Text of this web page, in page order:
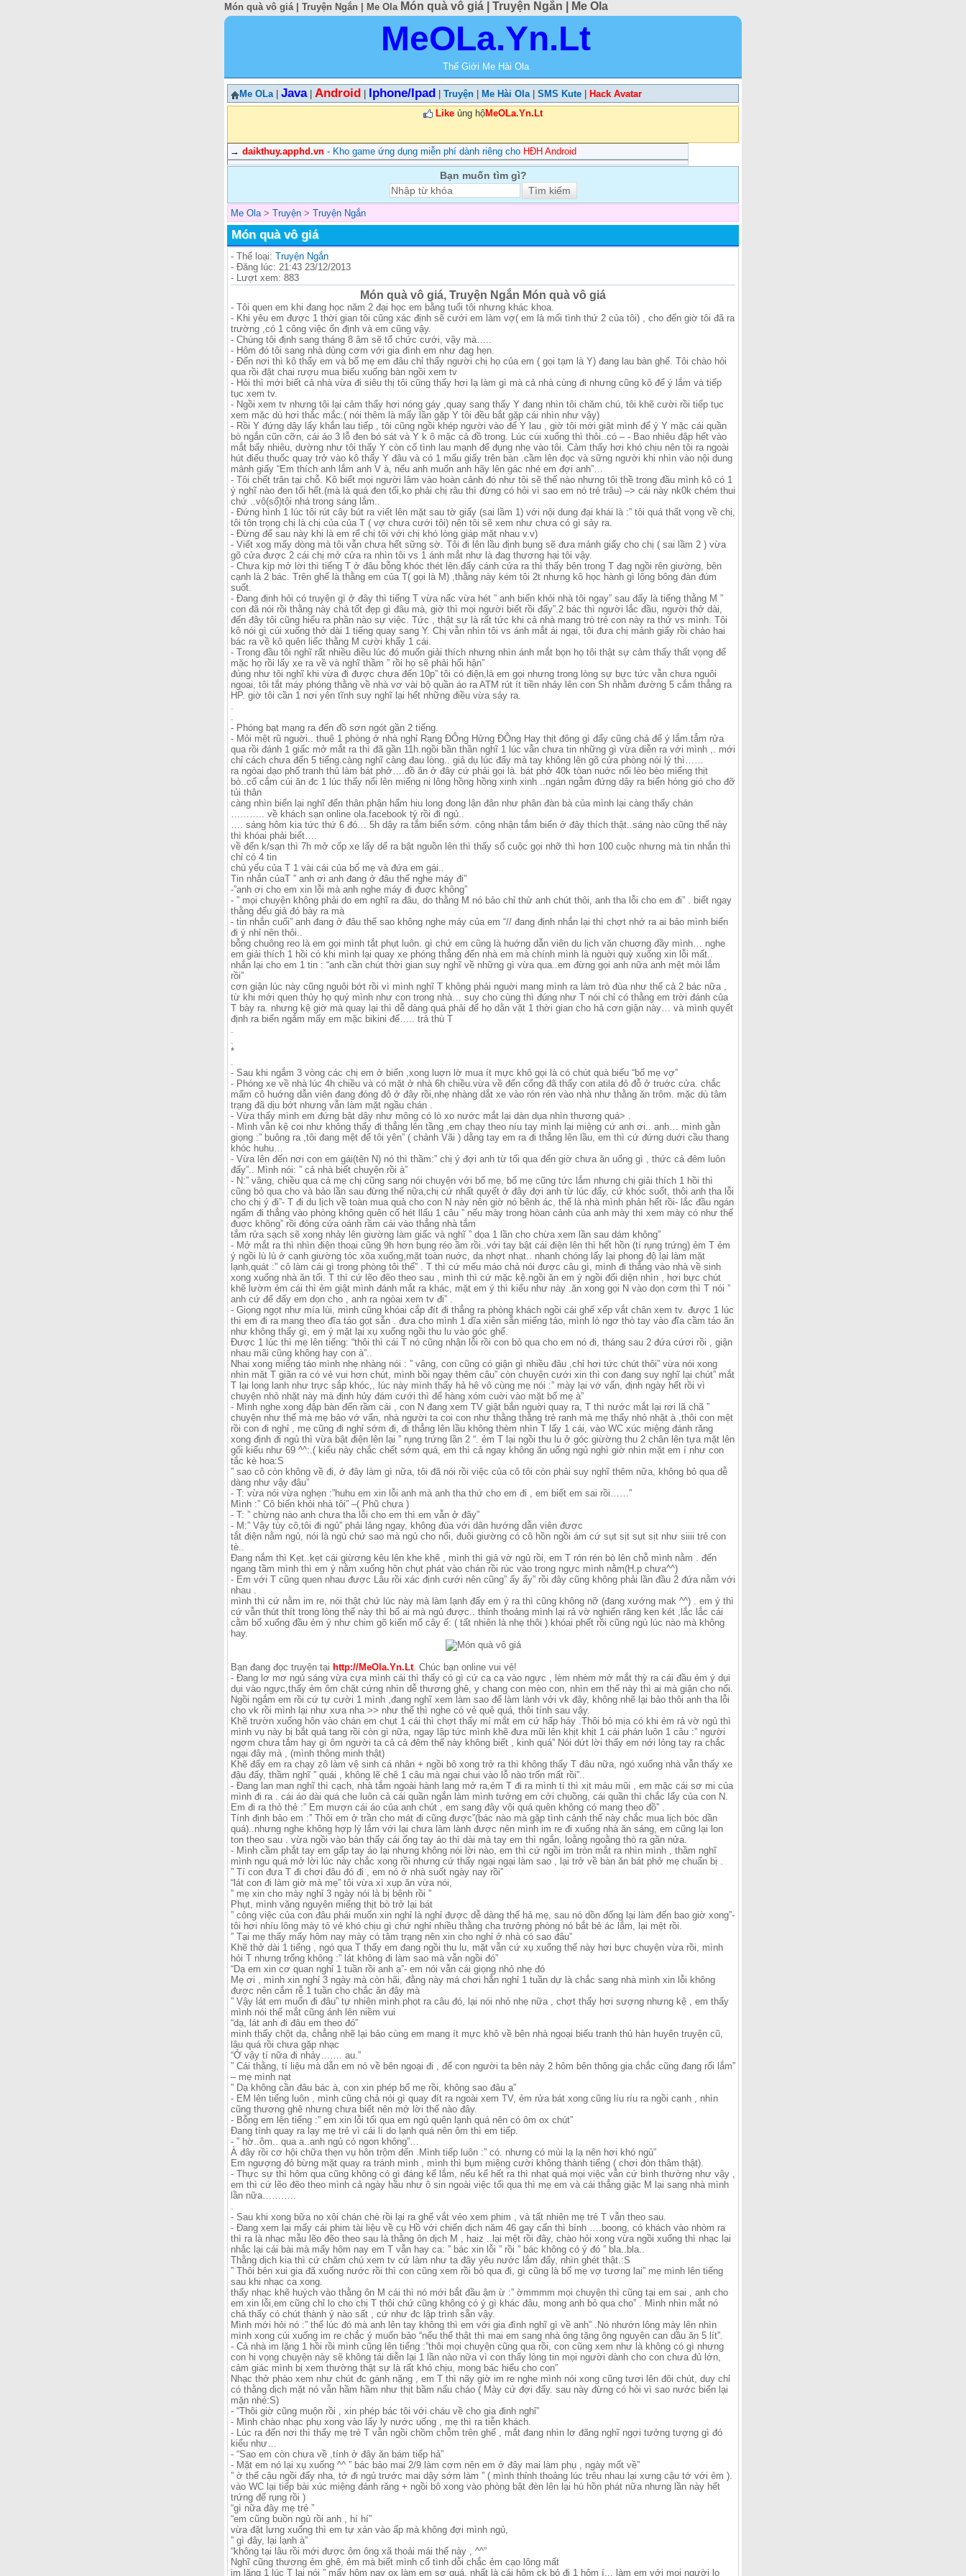
Món quà vô giá | Truyện Ngắn | Me Ola Món quà vô giá | Truyện Ngắn | Me Ola
MeOLa.Yn.Lt
Thế Giới Me Hài Ola
Me OLa| Java| Android Iphone/Ipad Truyện Me Hài Ola| SMS Kute
Hack Avatar
Like ủng hộMeOLa.Yn.Lt
→ daikthuy.apphd.vn - Kho game ứng dụng miễn phí dành riêng cho HĐH Android
Bạn muốn tìm gì?
Me Ola> Truyện > Truyện Ngắn
Món quà vô giá
- Thể loại: Truyện Ngắn
- Đăng lúc: 21:43 23/12/2013
- Lượt xem: 883
Món quà vô giá, Truyện Ngắn Món quà vô giá
- Tôi quen em khi đang học năm 2 đại học em bằng tuổi tôi nhưng khác khoa.
- Khi yêu em được 1 thời gian tôi cũng xác định sẽ cưới em làm vợ( em là mối tình thứ 2 của tôi) , cho đến giờ tôi đã ra
trường ,có 1 công việc ổn định và em cũng vậy.
- Chúng tôi định sang tháng 8 âm sẽ tổ chức cưới, vậy mà…..
- Hôm đó tôi sang nhà dùng cơm với gia đình em như đag hẹn.
- Đến nơi thì kô thấy em và bố mẹ em đâu chỉ thấy người chị họ của em ( gọi tạm là Y) đang lau bàn ghế. Tôi chào hỏi
qua rồi đặt chai rượu mua biếu xuống bàn ngồi xem tv
- Hỏi thì mới biết cả nhà vừa đi siêu thị tôi cũng thấy hơi lạ làm gì mà cả nhà cùng đi nhưng cũng kô để ý lắm và tiếp
tục xem tv.
- Ngồi xem tv nhưng tôi lại cảm thấy hơi nóng gáy ,quay sang thấy Y đang nhìn tôi chăm chú, tôi khẽ cười rồi tiếp tục
xem mặc dù hơi thắc mắc.( nói thêm là mấy lần gặp Y tôi đều bắt gặp cái nhìn như vậy)
- Rồi Y đứng dậy lấy khắn lau tiếp , tôi cũng ngồi khép người vào để Y lau , giờ tôi mới giật mình để ý Y mặc cái quần
bò ngắn cũn cỡn, cái áo 3 lỗ đen bó sát và Y k ô mặc cả đồ trong. Lúc cúi xuống thì thôi..có – - Bao nhiêu đập hết vào
mắt bấy nhiêu, dường như tôi thấy Y còn cố tình lau mạnh để đụng nhẹ vào tôi. Cảm thấy hơi khó chịu nên tôi ra ngoài
hút điếu thuốc quay trở vào kô thấy Y đâu và có 1 mẩu giấy trên bàn .cầm lên đọc và sững người khi nhìn vào nội dung
mảnh giấy “Em thích anh lắm anh V à, nếu anh muốn anh hãy lên gác nhé em đợi anh”…
- Tôi chết trân tại chỗ. Kô biết mọi người lâm vào hoàn cảnh đó như tôi sẽ thế nào nhưng tôi thề trong đầu mình kô có 1
ý nghĩ nào đen tối hết.(mà là quá đen tối,ko phải chị râu thì đừng có hỏi vì sao em nó trẻ trâu) –> cái này nk0k chém thui
chứ ..vô(số)tội nhá trong sáng lắm..
- Đứng hình 1 lúc tôi rút cây bút ra viết lên mặt sau tờ giấy (sai lầm 1) với nội dung đại khái là :” tôi quá thất vọng về chị,
tôi tôn trọng chị là chị của của T ( vợ chưa cưới tôi) nên tôi sẽ xem như chưa có gì sảy ra.
- Đừng để sau này khi là em rể chị tôi với chị khó lòng giáp mặt nhau v.v)
- Viết xog mấy dòng mà tôi vẫn chưa hết sững sờ. Tôi đi lên lầu định bụng sẽ đưa mảnh giấy cho chị ( sai lầm 2 ) vừa
gõ cửa được 2 cái chị mở cửa ra nhìn tôi vs 1 ánh mắt như là đag thương hại tôi vậy.
- Chưa kịp mở lời thì tiếng T ở đâu bỗng khóc thét lên.đẩy cánh cửa ra thì thấy bên trong T đag ngồi rên giường, bên
cạnh là 2 bác. Trên ghế là thằng em của T( gọi là M) ,thằng này kém tôi 2t nhưng kô học hành gì lông bông đàn đúm
suốt.
- Đang định hỏi có truyện gì ở đây thì tiếng T vừa nấc vừa hét ” anh biến khỏi nhà tôi ngay” sau đấy là tiếng thằng M ”
con đã nói rồi thằng này chả tốt đẹp gì đâu mà, giờ thì mọi người biết rồi đấy”.2 bác thì người lắc đầu, người thở dài,
đến đây tôi cũng hiểu ra phần nào sự việc. Tức , thật sự là rất tức khi cả nhà mang trò trẻ con này ra thử vs mình. Tôi
kô nói gì cúi xuống thở dài 1 tiếng quay sang Y. Chị vẫn nhìn tôi vs ánh mắt ái ngại, tôi đưa chị mảnh giấy rồi chào hai
bác ra về kô quên liếc thằng M cười khẩy 1 cái.
- Trong đầu tôi nghĩ rất nhiều điều lúc đó muốn giải thích nhưng nhìn ánh mắt bọn họ tôi thật sự cảm thấy thất vọng để
mặc họ rồi lấy xe ra về và nghĩ thầm ” rồi họ sẽ phải hối hận”
đúng như tôi nghĩ khi vừa đi được chưa đến 10p” tôi có điện,là em gọi nhưng trong lòng sự bực tức vẫn chưa nguôi
ngoai, tôi tắt máy phóng thằng về nhà vơ vài bộ quần áo ra ATM rút ít tiền nhảy lên con Sh nhằm đường 5 cắm thẳng ra
HP. giờ tôi cần 1 nơi yên tĩnh suy nghĩ lại hết những điều vừa sảy ra.
.
.
- Phóng bạt mạng ra đến đồ sơn ngót gần 2 tiếng.
- Mỏi mệt rũ nguời.. thuê 1 phòng ở nhà nghỉ Rạng ĐÔng Hửng ĐÔng Hay thịt đông gì đấy cũng chả để ý lắm.tẳm rửa
qua rồi đánh 1 giấc mở mắt ra thì đã gần 11h.ngồi bần thần nghĩ 1 lúc vẫn chưa tin những gì vừa diễn ra với mình ,. mới
chỉ cách chưa đến 5 tiếng.càng nghĩ càng đau lòng.. giả dụ lúc đấy mà tay không lên gõ cửa phòng nói lý thì……
ra ngòai dạo phố tranh thủ làm bát phở….đồ ăn ở đây cứ phải gọi là. bát phở 40k tòan nuớc nổi lèo bèo miếng thịt
bò..cố cắm cúi ăn đc 1 lúc thấy nổi lên miếng ni lông hồng hồng xinh xinh ..ngán ngẫm đứng dậy ra biển hóng gió cho đỡ
tủi thân
càng nhìn biển lại nghĩ đến thân phận hẩm hiu long đong lận đân như phân đàn bà của mình lại càng thấy chán
……….. về khách sạn online ola.facebook tý rồi đi ngủ..
…. sáng hôm kia tức thứ 6 đó… 5h dậy ra tắm biển sớm. công nhận tắm biển ở đây thích thật..sáng nào cũng thế này
thì khóai phải biết….
về đến k/sạn thì 7h mở cốp xe lấy dế ra bật nguồn lên thì thấy số cuộc gọi nhỡ thì hơn 100 cuộc nhưng mà tin nhắn thì
chỉ có 4 tin
chủ yếu của T 1 vài cái của bố mẹ và đứa em gái..
Tin nhắn củaT ” anh ơi anh đang ở đâu thế nghe máy đi”
-”anh ơi cho em xin lỗi mà anh nghe máy đi đuợc không”
- ” mọi chuyện không phải do em nghĩ ra đâu, do thằng M nó bảo chỉ thử anh chút thôi, anh tha lỗi cho em đi” . biết ngay
thằng đểu giả đó bày ra mà
- tin nhắn cuối” anh đang ở đâu thế sao không nghe máy của em “// đang định nhắn lại thì chợt nhớ ra ai bảo mình biến
đi ý nhỉ nên thôi..
bỗng chuông reo là em gọi mình tắt phụt luôn. gì chứ em cũng là huớng dẫn viên du lịch văn chuơng đầy mình… nghe
em giải thích 1 hồi có khi mình lại quay xe phóng thẳng đến nhà em mà chính mình là nguời quỳ xuống xin lỗi mất..
nhắn lại cho em 1 tin : “anh cần chút thời gian suy nghĩ về những gì vừa qua..em đừng gọi anh nữa anh mệt mỏi lắm
rồi”
cơn giận lúc này cũng nguôi bớt rồi vì mình nghĩ T không phải nguời mang mình ra làm trò đùa như thế cả 2 bác nữa ,
từ khi mới quen thủy họ quý mình như con trong nhà… suy cho cùng thì đúng như T nói chỉ có thằng em trời đánh của
T bày ra. nhưng kệ giờ mà quay lại thì dễ dàng quá phải để họ dằn vặt 1 thời gian cho hả cơn giận này… và mình quyết
định ra biển ngắm mấy em mặc bikini để….. trả thù T
.
.
*
.
- Sau khi ngắm 3 vòng các chị em ở biển ,xong luợn lờ mua ít mực khô gọi là có chút quà biếu “bố mẹ vợ”
- Phóng xe về nhà lúc 4h chiều và có mặt ở nhà 6h chiều.vừa về đến cổng đã thấy con atila đỏ đỗ ở truớc cửa. chắc
mẩm cô huớng dẫn viên đang đóng đô ở đây rồi,nhẹ nhàng dắt xe vào rón rén vào nhà như thằng ăn trôm. mặc dù tâm
trạng đã dịu bớt nhưng vẫn làm mặt ngầu chán .
- Vừa thấy mình em đứng bật dậy như mông có lò xo nước mắt lại dàn dụa nhìn thương quá> .
- Mình vẫn kệ coi như không thấy đi thẳng lên tầng ,em chạy theo níu tay mình lại miệng cứ anh ơi.. anh… mình gằn
giọng :” buông ra ,tôi đang mệt để tôi yên” ( chảnh Vãi ) dằng tay em ra đi thẳng lên lầu, em thì cứ đứng duới cầu thang
khóc huhu…
- Vừa lên đến nơi con em gái(tên N) nó thì thầm:” chị ý đợi anh từ tối qua đến giờ chưa ăn uống gì , thức cả đêm luôn
đấy”.. Mình nói: ” cả nhà biết chuyện rồi à”
- N:” vâng, chiều qua cả mẹ chị cũng sang nói chuỵện với bố mẹ, bố mẹ cũng tức lắm nhưng chị giải thích 1 hồi thì
cũng bỏ qua cho và bảo lần sau đừng thế nữa,chị cứ nhất quyết ở đây đợi anh từ lúc đấy, cứ khóc suốt, thôi anh tha lỗi
cho chị ý đi”- T đi du lịch về toàn mua quà cho con N này nên giờ nó bênh ác, thế là nhà mình phản hết rồi- lắc đầu ngán
ngẩm đi thẳng vào phòng không quên cố hét llấu 1 câu ” nếu mày trong hòan cảnh của anh mày thì xem mày có như thế
đuợc không” rồi đóng cửa oánh rầm cái vào thẳng nhà tắm
tắm rửa sạch sẽ xong nhảy lên giường làm giấc và nghĩ ” dọa 1 lần cho chừa xem lần sau dám không”
- Mở mắt ra thì nhìn điện thoại cũng 9h hơn bụng réo ầm rồi..với tay bật cái điện lên thì hết hồn (tí rụng trứng) ẻm T ẻm
ý ngồi lù lù ở cạnh giường tóc xõa xuống,mặt toàn nuớc, da nhợt nhạt.. nhanh chóng lấy lại phong độ lại làm mặt
lạnh,quát :” cô làm cái gì trong phòng tôi thế” . T thì cứ mếu máo chả nói được câu gì, mình đi thẳng vào nhà về sinh
xong xuống nhà ăn tối. T thì cứ lẽo đẽo theo sau , mình thì cứ mặc kệ.ngồi ăn em ý ngồi đối diện nhìn , hơi bực chút
khẽ lườm ẻm cái thì ẻm giật mình đánh mắt ra khác, mặt em ý thì kiểu như này .ăn xong gọi N vào dọn cơm thì T nói ”
anh cứ để đấy em dọn cho , anh ra ngòai xem tv đi” .
- Giọng ngọt như mía lùi, mình cũng khóai cắp đít đi thẳng ra phòng khách ngồi cái ghế xếp vắt chân xem tv. được 1 lúc
thì em đi ra mang theo đĩa táo gọt sẵn . đưa cho mình 1 dĩa xiên sẵn miếng táo, mình ló ngơ thò tay vào đĩa cầm táo ăn
như không thấy gì, em ý mặt lại xụ xuống ngồi thu lu vào góc ghế.
Được 1 lúc thì mẹ lên tiếng: “thôi thì cái T nó cũng nhận lỗi rồi con bỏ qua cho em nó đi, tháng sau 2 đứa cứơi rồi , giận
nhau mãi cũng không hay con à”..
Nhai xong miếng táo mình nhẹ nhàng nói : ” vâng, con cũng có giận gì nhiều đâu ,chỉ hơi tức chút thôi” vừa nói xong
nhìn mặt T giãn ra có vẻ vui hơn chút, mình bồi ngay thêm câu” còn chuyện cưới xin thì con đang suy nghĩ lại chút” mắt
T lại long lanh như trực sắp khóc,, lúc này mình thấy hả hê vô cùng mẹ nói :” mày lại vớ vẩn, định ngày hết rồi vì
chuyện nhỏ nhặt này mà định hủy đám cưới thì để hàng xóm cuời vào mặt bố mẹ à”
- Mình nghe xong đập bàn đến rầm cái , con N đang xem TV giật bắn nguời quay ra, T thì nước mắt lại rơi lã chã ”
chuyện như thế mà mẹ bảo vớ vẩn, nhà người ta coi con như thằng thằng trẻ ranh mà mẹ thấy nhỏ nhặt à ,thôi con mệt
rồi con đi nghỉ , mẹ cũng đi nghỉ sớm đi, đi thẳng lên lầu không thèm nhìn T lấy 1 cái, vào WC xúc miệng đánh răng
xong định đi ngủ thì vừa bật điện lên lại ” rụng trứng lần 2 “. ẻm T lại ngồi thu lu ở góc giừờng thu 2 chân lên tựa mặt lên
gối kiểu như 69 ^^:.( kiểu này chắc chết sớm quá, em thì cả ngay không ăn uống ngủ nghì giờ nhìn mặt em í như con
tắc kè hoa:S
” sao cô còn không về đi, ở đây làm gì nữa, tôi đã nói rồi việc của cô tôi còn phải suy nghĩ thêm nữa, không bỏ qua dễ
dàng như vậy đâu”
- T: vừa nói vừa nghẹn :”huhu em xin lỗi anh mà anh tha thứ cho em đi , em biết em sai rồi……”
Mình :” Cô biến khỏi nhà tôi” –( Phũ chưa )
- T: ” chừng nào anh chưa tha lỗi cho em thì em vẫn ở đây”
- M:” Vậy tùy cô,tôi đi ngủ” phải lảng ngay, không đùa với dân hướng dẫn viên được
tắt điện nằm ngủ, nói là ngủ chứ sao mà ngủ cho nổi, đuôi giường có cô hồn ngồi ám cứ sụt sịt sụt sịt như siiii trẻ con
tè..
Đang nắm thì Kẹt..kẹt cái giừơng kêu lên khe khẽ , mình thì giả vờ ngủ rồi, em T rón rén bò lên chỗ mình nằm . đến
ngang tầm mình thì em ý nằm xuống hôn chụt phát vào chán rồi rúc vào trong ngực mình nằm(H.p chưa^^)
- Em với T cũng quen nhau được Lâu rồi xác định cưới nên cũng” ấy ấy” rồi đây cũng không phải lần đầu 2 đứa nằm với
nhau .
mình thì cứ nằm im re, nói thật chứ lúc này mà làm lạnh đẩy em ý ra thì cũng không nỡ (đang xướng mak ^^) . em ý thì
cứ vẫn thút thít trong lòng thế này thì bố ai mà ngủ được.. thỉnh thoảng mình lại rả vờ nghiến răng ken két ,lắc lắc cái
cằm bổ xuống đầu ẻm ý như chim gõ kiến mổ cây ế: ( tất nhiên là nhẹ thôi ) khóai phết rồi cũng ngủ lúc nào mà không
hay.
Bạn đang đọc truyện tại http://MeOla.Yn.Lt. Chúc bạn online vui vẻ!
- Đang lơ mơ ngủ sáng vừa cựa mình cái thì thấy có gì cứ cạ cạ vào ngực , lèm nhèm mở mắt thỳ ra cái đầu ẻm ý dụi
dụi vào ngực,thấy ẻm ôm chặt cứng nhìn dễ thương ghê, y chang con mèo con, nhìn em thế này thì ai mà giận cho nổi.
Ngồi ngắm em rồi cứ tự cười 1 mình ,đang nghĩ xem làm sao để làm lành với vk đây, không nhẽ lại bảo thôi anh tha lỗi
cho vk rồi mình lại như xưa nha >> như thế thì nghe có vẻ quê quá, thôi tính sau vậy.
Khẽ trườn xuống hôn vào chán em chụt 1 cái thì chợt thấy mí mắt em cứ hấp háy .Thôi bỏ mịa có khi ẻm rả vờ ngủ thì
mình vụ này bị bắt quả tang rồi còn gì nữa, ngay lập tức mình khẽ đưa mũi lên khịt khịt 1 cái phán luôn 1 câu :” người
ngợm chưa tắm hay gì ôm người ta cả cả đêm thế này không biết , kinh quá” Nói dứt lời thấy em nới lỏng tay ra chắc
ngại đây mà , (mình thông minh thật)
Khẽ đẩy em ra chạy zô làm vệ sinh cá nhân + ngồi bô xong trở ra thì không thấy T đâu nữa, ngó xuống nhà vẫn thấy xe
đậu đấy, thầm nghĩ ” quái , không lẽ chê 1 câu mà ngại chui vào lỗ nào trốn mất rồi”..
- Đang lan man nghĩ thì cạch, nhà tắm ngoài hành lang mở ra,ẻm T đi ra mình tí thì xịt máu mũi , em mặc cái sơ mi của
mình đi ra . cái áo dài quá che luôn cả cái quần ngắn làm mình tưởng em cởi chuồng, cái quần thì chắc lấy của con N.
Em đi ra thỏ thẻ :” Em mượn cái áo của anh chút , em sang đây vội quá quên không có mang theo đồ” .
Tính định bảo em :” Thôi em ở trần cho mát đi cũng được”(bác nào mà gặp tình cảnh thế này chắc mua lịch bóc dần
quá)..nhưng nghe không hợp lý lắm với lại chưa làm lành được nên mình im re đi xuống nhà ăn sáng, em cũng lại lon
ton theo sau . vừa ngồi vào bàn thấy cái ống tay áo thì dài mà tay em thì ngắn, loằng ngoằng thò ra gần nửa.
- Mình cầm phắt tay em gấp tay áo lại nhưng không nói lời nào, em thì cứ ngồi im tròn mắt ra nhìn mình , thầm nghĩ
mình ngu quá mở lời lúc này chắc xong rồi nhưng cứ thấy ngại ngại làm sao , lại trở về bàn ăn bát phở mẹ chuẩn bị .
” Tí con đưa T đi chơi đâu đó đi , em nó ở nhà suốt ngày nay rồi”
“lát con đi làm giờ mà mẹ” tôi vừa xì xụp ăn vừa nói,
” mẹ xin cho mày nghỉ 3 ngày nói là bị bệnh rồi ”
Phụt, mình văng nguyên miếng thịt bò trở lại bát
” công việc của con đâu phải muốn xin nghỉ là nghỉ được dễ dàng thế hả mẹ, sau nó dồn đống lại làm đến bao giờ xong”-
tôi hơi nhíu lông mày tỏ vẻ khó chịu gì chứ nghỉ nhiều thằng cha trưởng phòng nó bắt bẻ ác lắm, lại mệt rồi.
” Tại mẹ thấy mấy hôm nay mày có tâm trạng nên xin cho nghỉ ở nhà có sao đâu”
Khẽ thở dài 1 tiếng , ngó qua T thấy em đang ngồi thu lu, mặt vẫn cứ xụ xuống thế này hơi bực chuyện vừa rồi, mình
hỏi T nhưng trống không :” lát không đi làm sao mà vẫn ngồi đó”
“Dạ em xin cơ quan nghỉ 1 tuần rồi anh ạ”- em nói vẫn cái giọng nhỏ nhẹ đó
Mẹ ơi , mình xin nghỉ 3 ngày mà còn hãi, đằng này má chơi hẳn nghỉ 1 tuần dự là chắc sang nhà mình xin lỗi không
được nên cắm rễ 1 tuần cho chắc ăn đây mà
” Vậy lát em muốn đi đâu” tự nhiên mình phọt ra câu đó, lại nói nhỏ nhẹ nữa , chợt thấy hơi sượng nhưng kệ , em thấy
mình nói thế mắt cũng ánh lên niềm vui
“dạ, lát anh đi đâu em theo đó”
mình thấy chột dạ, chẳng nhẽ lại bảo cùng em mang ít mực khô về bên nhà ngoại biếu tranh thủ hàn huyên truyện cũ,
lâu quá rồi chưa gặp nhạc
“Ở vậy tí nữa đi nhảy……. au.”
” Cái thằng, tí liệu mà dẫn em nó về bên ngoại đi , để con người ta bên này 2 hôm bên thông gia chắc cũng đang rối lắm”
– mẹ mình nạt
” Dạ không cần đâu bác à, con xin phép bố mẹ rồi, không sao đâu ạ”
- EM lên tiếng luôn , mình cũng chả nói gì quay đít ra ngoài xem TV, ẻm rửa bát xong cũng líu ríu ra ngồi cạnh , nhìn
cũng thương ghê nhưng chưa biết nên mở lời thế nào đây.
- Bỗng em lên tiếng :” em xin lỗi tối qua em ngủ quên lạnh quá nên có ôm ox chút”
Đang tính quay ra lạy mẹ trẻ vì cái lí do lạnh quá nên ôm thì em tiếp.
- ” hờ..ôm.. qua a..anh ngủ có ngon không”…
À đây rồi cơ hội chữa thẹn vụ hôn trộm đến .Mình tiếp luôn :” có. nhưng có mùi lạ lạ nên hơi khó ngủ”
Em ngượng đỏ bừng mặt quay ra tránh mình , mình thì bụm miệng cười không thành tiếng ( chơi đòn thâm thật).
- Thực sự thì hôm qua cũng không có gì đáng kể lắm, nếu kể hết ra thì nhạt quá mọi việc vẫn cứ bình thường như vậy ,
em thì cứ lẽo đẽo theo mình cả ngày hầu như ô sin ngoài việc tối qua thì mẹ em và cái thẳng giặc M lại sang nhà mình
lần nữa………..
- Sau khi xong bữa no xôi chán chè rồi lại ra ghế vắt vẻo xem phim , và tất nhiên mẹ trẻ T vẫn theo sau.
- Đang xem lại mấy cái phim tài liệu về cụ Hồ với chiến dịch năm 46 gay cấn thì bính ….boong, có khách vào nhòm ra
thì ra là nhạc mẫu lẽo đẽo theo sau là thằng ôn dịch M , haiz ..lại mệt rồi đây, chào hỏi xong vừa ngồi xuống thì nhạc lại
nhắc lại cái bài mà mấy hôm nay em T vẫn hay ca: ” bác xin lỗi ” rồi ” bác không có ý đó ” bla..bla..
Thằng dịch kia thì cứ chăm chú xem tv cứ làm như ta đây yêu nước lắm đấy, nhìn ghét thật.:S
” Thôi bên xui gia đã xuống nước rồi thì con cũng xem rồi bỏ qua đi, gì cũng là bố mẹ vợ tương lai” mẹ mình lên tiếng
sau khi nhạc ca xong.
thấy nhạc khẽ huých vào thằng ôn M cái thì nó mới bắt đầu ậm ừ :” ờmmmm mọi chuyện thì cũng tại em sai , anh cho
em xin lỗi,em cũng chỉ lo cho chị T thôi chứ cũng không có ý gì khác đâu, mong anh bỏ qua cho” . Mình nhìn mắt nó
chả thấy có chút thành ý nào sất , cứ như đc lập trình sẵn vậy.
Mình mới hỏi nó :” thế lúc đó mà anh lên tay không thì em với gia đình nghĩ gì về anh” .Nó nhướn lông mày lên nhìn
mình xong cúi xuống im re chắc ý muốn bảo “nếu thế thật thì mai em sang nhà ông tặng ông nguyên can dầu ăn 5 lít”.
- Cả nhà im lặng 1 hồi rồi mình cũng lên tiếng :”thôi mọi chuyện cũng qua rồi, con cũng xem như là không có gì nhưng
con hi vọng chuyện này sẽ không tái diễn lại 1 lần nào nữa vì con thấy lòng tin mọi người dành cho con chưa đủ lớn,
cảm giác mình bị xem thường thật sự là rất khó chịu, mong bác hiểu cho con”
Nhạc thở phào xem như chút đc gánh nặng , em T thì nãy giờ im re nghe mình nói xong cũng tươi lên đôi chút, duy chỉ
có thằng dịch mặt nó vẫn hầm hầm như thịt bầm nấu cháo ( Mày cứ đợi đấy. sau này đừng có hỏi vì sao nước biển lại
mặn nhé:S)
- “Thôi giờ cũng muộn rồi , xin phép bác tôi với cháu về cho gia đinh nghỉ”
- Mình chào nhạc phụ xong vào lấy ly nước uống , mẹ thì ra tiễn khách.
- Lúc ra đến nơi thì thấy mẹ trẻ T vẫn ngồi chồm chỗm trên ghế , mắt đang nhìn lơ đãng nghĩ ngợi tưởng tượng gì đó
kiểu như…
- “Sao em còn chưa về ,tính ở đây ăn bám tiếp hả”
- Mặt em nó lại xụ xuống ^^ ” bác bảo mai 2/9 làm cơm nên em ở đây mai làm phụ , ngày mốt về”
” ờ thế cậu ngồi đấy nha, tớ đi ngủ trước mai dậy sớm làm ” ( mình thỉnh thoảng lúc trêu nhau lại xưng cậu tớ với ẻm ).
vào WC lại tiếp bài xúc miệng đánh răng + ngồi bô xong vào phòng bật đèn lên lại hú hồn phát nữa nhưng lần này hết
trứng để rụng rồi )
“gì nữa đây mẹ trẻ ”
“em cũng buồn ngủ rồi anh , hí hí”
vừa đặt lưng xuống thì em tự xán vào ấp mà không đợi mình ngủ,
” gì đây, lại lạnh à”
“không tại lâu rồi mới được ôm ông xã thoải mái thế này , ^^”
Nghĩ cũng thương ẻm ghê, ẻm mà biết mình cố tình dỗi chắc ẻm cạo lông mất
im lặng 1 lúc T lại nói ” mấy hôm nay ox làm em sợ quá, nhất là cái hôm ck bỏ đi 1 hôm í.., làm em với mọi người lo